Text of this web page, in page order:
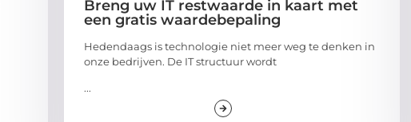
Breng uw IT restwaarde in kaart met
een gratis waardebepaling
Hedendaags is technologie niet meer weg te denken in
onze bedrijven. De IT structuur wordt
...